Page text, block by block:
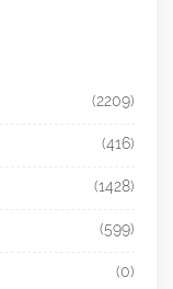
(2209)
(416)
(1428)
(599)
(0)